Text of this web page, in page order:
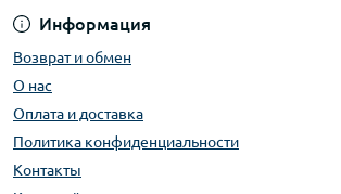
Информация
Возврат и обмен
О нас
Оплата и доставка
Политика конфиденциальности
Контакты